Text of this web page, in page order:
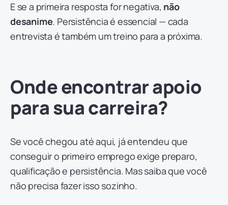
E se a primeira resposta for negativa, não
desanime. Persistência é essencial — cada
entrevista é também um treino para a próxima.
Onde encontrar apoio
para sua carreira?
Se você chegou até aqui, já entendeu que
conseguir o primeiro emprego exige preparo,
qualificação e persistência. Mas saiba que você
não precisa fazer isso sozinho.